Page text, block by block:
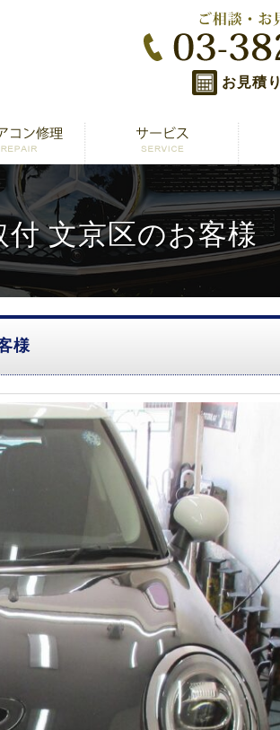
お見積り
文京区のお客様
様